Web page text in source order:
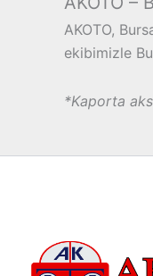
AKOTO,
ekibimizle
*Kaporta